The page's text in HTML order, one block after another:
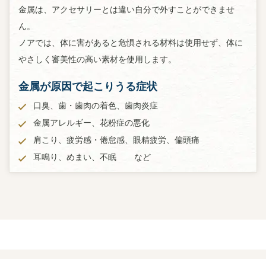
金属は、アクセサリーとは違い自分で外すことができませ
ん。
ノアでは、体に害があると危惧される材料は使用せず、体に
やさしく審美性の高い素材を使用します。
金属が原因で起こりうる症状
口臭、歯・歯肉の着色、歯肉炎症
金属アレルギー、花粉症の悪化
肩こり、疲労感・倦怠感、眼精疲労、偏頭痛
耳鳴り、めまい、不眠
など